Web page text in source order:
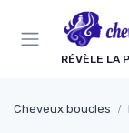
RÉVÈLE LA
Cheveux boucles
Panneau de